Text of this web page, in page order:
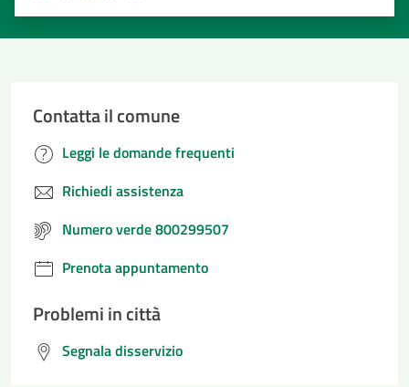
Valuta 5 stelle su 5
Valuta 4 stelle su 5
Valuta 3 stelle su 5
Valuta 2 stelle su 5
Valuta 1 stelle su 5
Contatta il comune
Leggi le domande frequenti
Richiedi assistenza
Numero verde 800299507
Prenota appuntamento
Problemi in città
Segnala disservizio